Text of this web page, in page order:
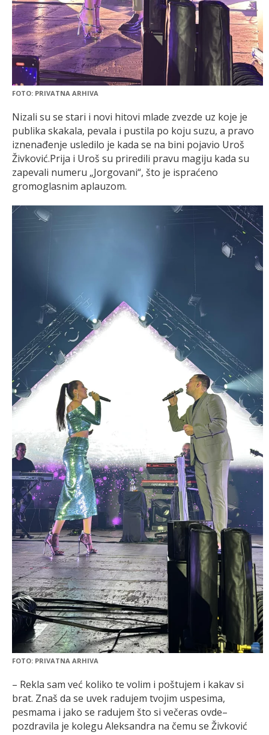
FOTO: PRIVATNA ARHIVA
Nizali su se stari i novi hitovi mlade zvezde uz koje je
publika skakala, pevala i pustila po koju suzu, a pravo
iznenađenje usledilo je kada se na bini pojavio Uroš
Živković.Prija i Uroš su priredili pravu magiju kada su
zapevali numeru „Jorgovani“, što je ispraćeno
gromoglasnim aplauzom.
FOTO: PRIVATNA ARHIVA
– Rekla sam već koliko te volim i poštujem i kakav si
brat. Znaš da se uvek radujem tvojim uspesima,
pesmama i jako se radujem što si večeras ovde–
pozdravila je kolegu Aleksandra na čemu se Živković